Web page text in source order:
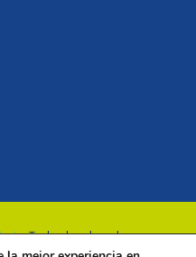
. Todos los derechos